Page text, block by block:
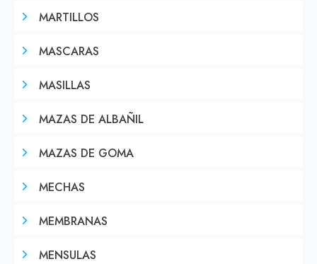
MARTILLOS
MASCARAS
MASILLAS
MAZAS DE ALBAÑIL
MAZAS DE GOMA
MECHAS
MEMBRANAS
MENSULAS